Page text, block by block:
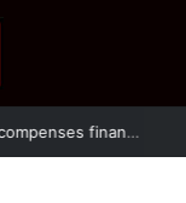
Lutte contre les drogues : octroi de récompenses financières aux dénonciateurs de trafiquants